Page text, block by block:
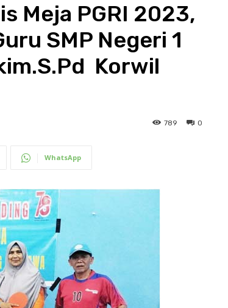
Meja PGRI 2023,
SMP Negeri 1
Korwil
0
789
WhatsApp